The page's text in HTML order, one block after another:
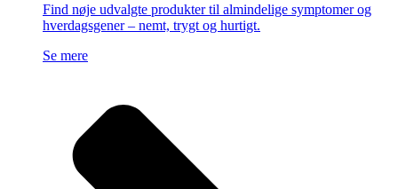
Find nøje udvalgte produkter til almindelige symptomer og
hverdagsgener – nemt, trygt og hurtigt.
Se mere